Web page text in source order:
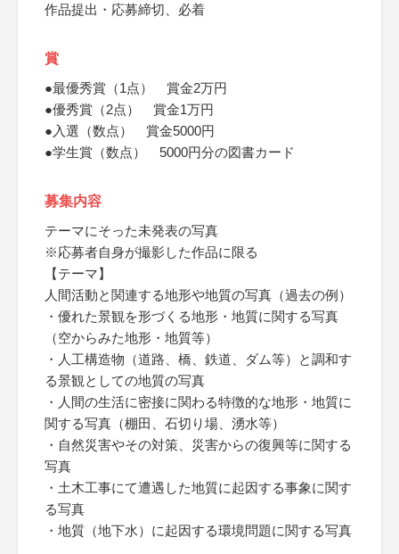
作品提出・応募締切、必着
賞
●最優秀賞（1点） 賞金2万円
●優秀賞（2点） 賞金1万円
●入選（数点） 賞金5000円
●学生賞（数点） 5000円分の図書カード
募集内容
テーマにそった未発表の写真
※応募者自身が撮影した作品に限る
【テーマ】
人間活動と関連する地形や地質の写真（過去の例）
・優れた景観を形づくる地形・地質に関する写真
（空からみた地形・地質等）
・人工構造物（道路、橋、鉄道、ダム等）と調和す
る景観としての地質の写真
・人間の生活に密接に関わる特徴的な地形・地質に
関する写真（棚田、石切り場、湧水等）
・自然災害やその対策、災害からの復興等に関する
写真
・土木工事にて遭遇した地質に起因する事象に関す
る写真
・地質（地下水）に起因する環境問題に関する写真